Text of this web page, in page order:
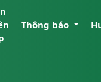
Thông báo